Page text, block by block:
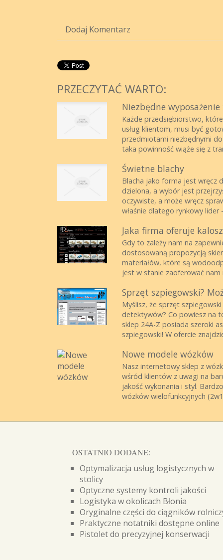
Dodaj Komentarz
PRZECZYTAĆ WARTO:
Niezbędne
Każde przedsiębiorstwo,
usług klientom, musi być
przedmiotami niezbędnymi
taka powinność wiąże się z
Świetne blachy
Blacha jako forma jest wręcz
dzielona, a wybór jest
oczywiste, a może wręcz
właśnie dlatego rynkowy lider
Jaka firma oferuje
Gdy to zależy nam na
dostosowaną propozycją
materiałów, które są
jest w stanie zaoferować nam
Sprzęt szpiegowski?
Myślisz, że sprzęt
detektywów? Co powiesz na
sklep 24A-Z posiada szeroki
szpiegowski! W ofercie
Nowe modele wózków
Nasz internetowy sklep z
wśród klientów z uwagi na
jakość wykonania i styl.
wózków wielofunkcyjnych
OSTATNIO DODANE:
Optymalizacja usług logistycznych w
stolicy
Optyczne systemy kontroli jakości
Logistyka w okolicach Błonia
Oryginalne części do ciągników
Praktyczne notatniki dostępne online
Pistolet do precyzyjnej konserwacji